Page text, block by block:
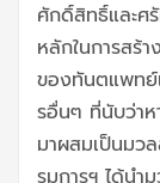
ศักดิ์สิทธิ์และศ
หลักในการสร้
ของทันตแพทย์
รอื่นๆ ที่นับว่าห
มาผสมเป็นมว